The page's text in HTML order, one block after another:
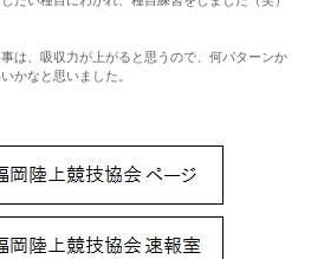
は、吸収力が上がると思うので、何パターンか
かなと思いました。